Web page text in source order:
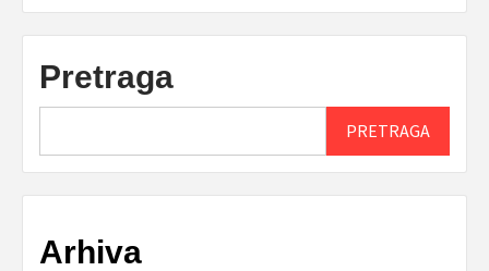
Pretraga
PRETRAGA
Arhiva